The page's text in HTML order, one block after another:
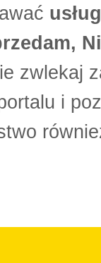
zwlekaj
i